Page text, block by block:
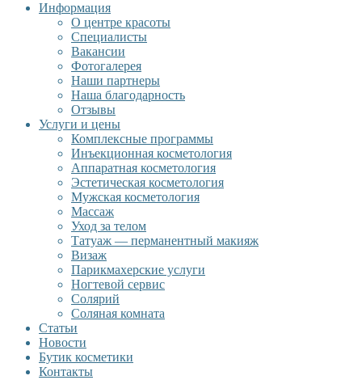
Информация
О центре красоты
Специалисты
Вакансии
Фотогалерея
Наши партнеры
Наша благодарность
Отзывы
Услуги и цены
Комплексные программы
Инъекционная косметология
Аппаратная косметология
Эстетическая косметология
Мужская косметология
Массаж
Уход за телом
Татуаж — перманентный макияж
Визаж
Парикмахерские услуги
Ногтевой сервис
Солярий
Соляная комната
Статьи
Новости
Бутик косметики
Контакты